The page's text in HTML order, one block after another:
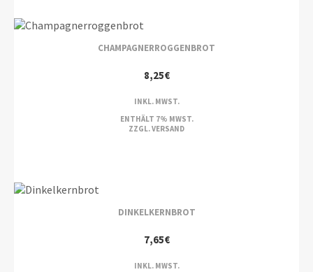
CHAMPAGNERROGGENBROT
8,25€
INKL. MWST.
ENTHÄLT 7% MWST.
ZZGL.VERSAND
DINKELKERNBROT
7,65€
INKL. MWST.